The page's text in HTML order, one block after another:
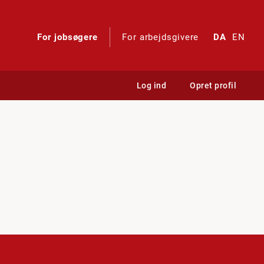
For jobsøgere For arbejdsgivere DA EN
Log ind Opret profil